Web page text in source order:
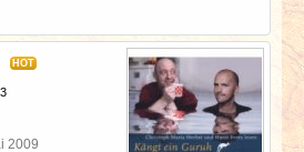
HOT
2009